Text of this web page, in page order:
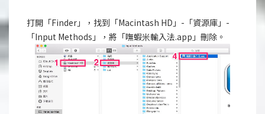
打開「Finder」，找到「Macintash HD」-「資源庫」-
「Input Methods」，將「嘸蝦米輸入法.app」刪除。